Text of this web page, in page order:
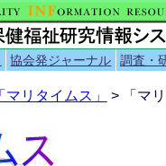
協会発ジャーナル 調査・
マリタイムス」 > 「マ